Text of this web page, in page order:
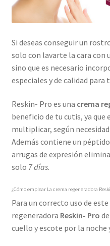
Si deseas conseguir un
solo con lavarte la cara con
sino que es necesario
especiales y de calidad para
Reskin- Pro es una crema
beneficio de tu cutis, ya que
multiplicar, según
Además contiene un
arrugas de expresión
solo 7 días.
¿Cómo emplear La crema regeneradora
Para un correcto uso de
regeneradora Reskin- Pro
cuello y escote por la noche